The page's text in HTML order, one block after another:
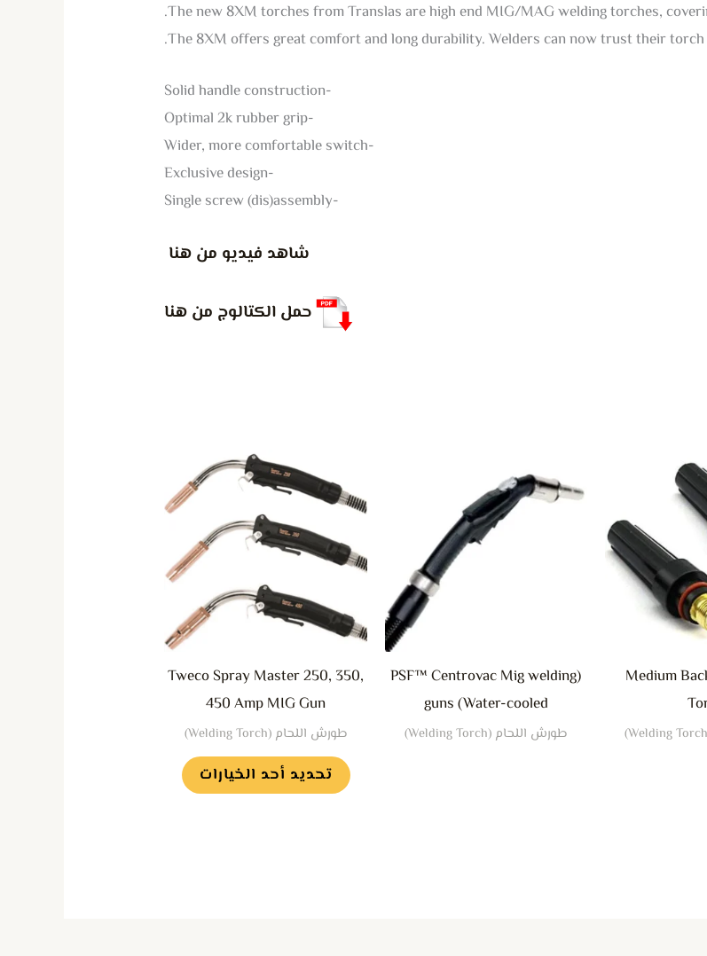
The new 8XM torches from Translas are high end MIG/MAG welding torches,
The 8XM offers great comfort and long durability. Welders can now trust their torch
-Solid handle construction
-Optimal 2k rubber grip
-Wider, more comfortable switch
-Exclusive design
-Single screw (dis)assembly
شاهد فيديو من هنا
حمل الكتالوج من هنا
Medium
(PSF™ Centrovac Mig welding
guns (Water-cooled
طورش اللحام (Welding Torch)
Tweco Spray Master 250, 350,
450 Amp MIG Gun
طورش اللحام (Welding Torch)
تحديد أحد الخيارات
العديد
من
المختلفة
المنتج.
يمكن
اختيار
صفحة